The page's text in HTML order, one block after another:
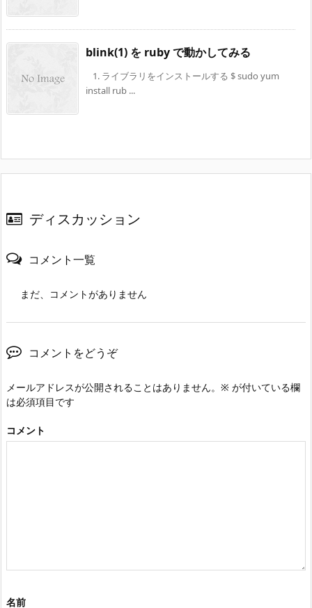
blink(1) を ruby で動かしてみる
1. ライブラリをインストールする $ sudo yum
install rub ...
ディスカッション
コメント一覧
まだ、コメントがありません
コメントをどうぞ
メールアドレスが公開されることはありません。 ※ が付いている欄
は必須項目です
コメント
名前